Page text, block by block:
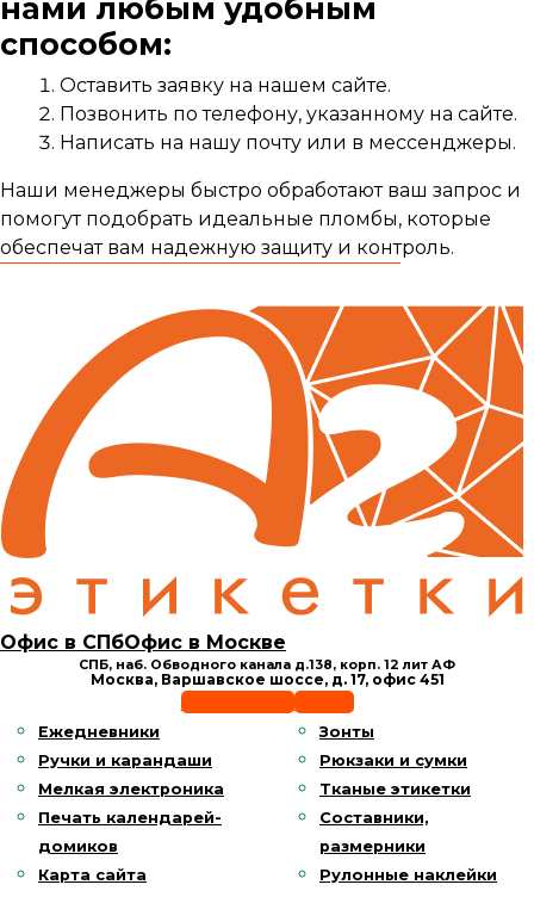
нами любым удобным
способом:
Оставить заявку на нашем сайте.
Позвонить по телефону, указанному на сайте.
Написать на нашу почту или в мессенджеры.
Наши менеджеры быстро обработают ваш запрос и
помогут подобрать идеальные пломбы, которые
обеспечат вам надежную защиту и контроль.
Офис в СПбОфис в Москве
СПБ, наб. Обводного канала д.138, корп. 12 лит АФ
Москва, Варшавское шоссе, д. 17, офис 451
Позвонить E-mail
Ежедневники
Ручки и карандаши
Мелкая электроника
Печать календарей-
домиков
Карта сайта
Зонты
Рюкзаки и сумки
Тканые этикетки
Составники,
размерники
Рулонные наклейки